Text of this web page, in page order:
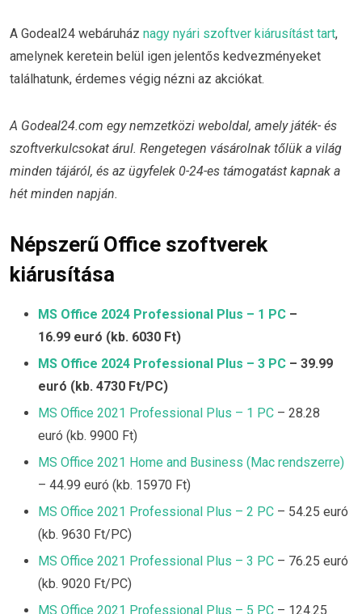
A Godeal24 webáruház nagy nyári szoftver kiárusítást tart,
amelynek keretein belül igen jelentős kedvezményeket
találhatunk, érdemes végig nézni az akciókat.
A Godeal24.com egy nemzetközi weboldal, amely játék- és
szoftverkulcsokat árul. Rengetegen vásárolnak tőlük a világ
minden tájáról, és az ügyfelek 0-24-es támogatást kapnak a
hét minden napján.
Népszerű Office szoftverek
kiárusítása
MS Office 2024 Professional Plus – 1 PC –
16.99 euró (kb. 6030 Ft)
MS Office 2024 Professional Plus – 3 PC – 39.99
euró (kb. 4730 Ft/PC)
MS Office 2021 Professional Plus – 1 PC – 28.28
euró (kb. 9900 Ft)
MS Office 2021 Home and Business (Mac rendszerre)
– 44.99 euró (kb. 15970 Ft)
MS Office 2021 Professional Plus – 2 PC – 54.25 euró
(kb. 9630 Ft/PC)
MS Office 2021 Professional Plus – 3 PC – 76.25 euró
(kb. 9020 Ft/PC)
MS Office 2021 Professional Plus – 5 PC – 124.25